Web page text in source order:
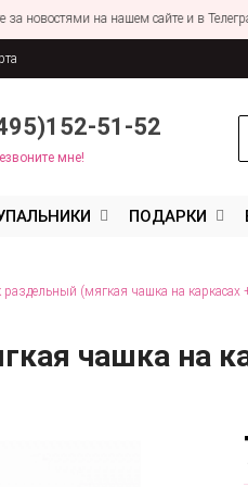
на нашем сайте и в Телеграм
51-52
мне!
ПОДАРКИ
раздельный (мягкая чашка на
чашка на